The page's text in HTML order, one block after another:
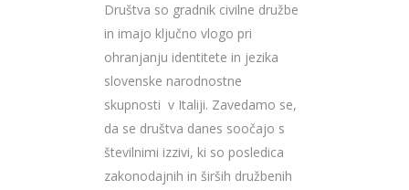
Društva so gradnik civilne družbe
in imajo ključno vlogo pri
ohranjanju identitete in jezika
slovenske narodnostne
skupnosti v Italiji. Zavedamo se,
da se društva danes soočajo s
številnimi izzivi, ki so posledica
zakonodajnih in širših družbenih